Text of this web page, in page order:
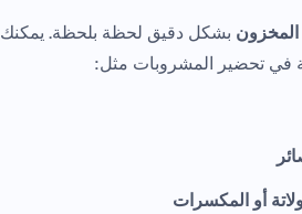
المخزون بشكل دقيق لحظة بلحظة. يمكنك
في تحضير المشروبات مثل:
أو المكسرات